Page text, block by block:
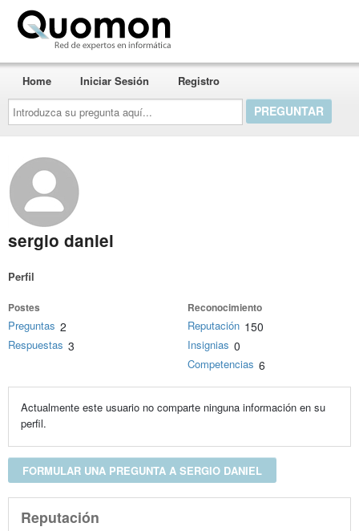
Introduzca
su
pregunta
aquí...
Home Iniciar Sesión Registro
sergio daniel
Perfil
Postes
Preguntas 2
Respuestas 3
Reconocimiento
Reputación 150
Insignias 0
Competencias 6
Actualmente este usuario no comparte ninguna información en su
perfil.
FORMULAR UNA PREGUNTA A SERGIO DANIEL
Reputación